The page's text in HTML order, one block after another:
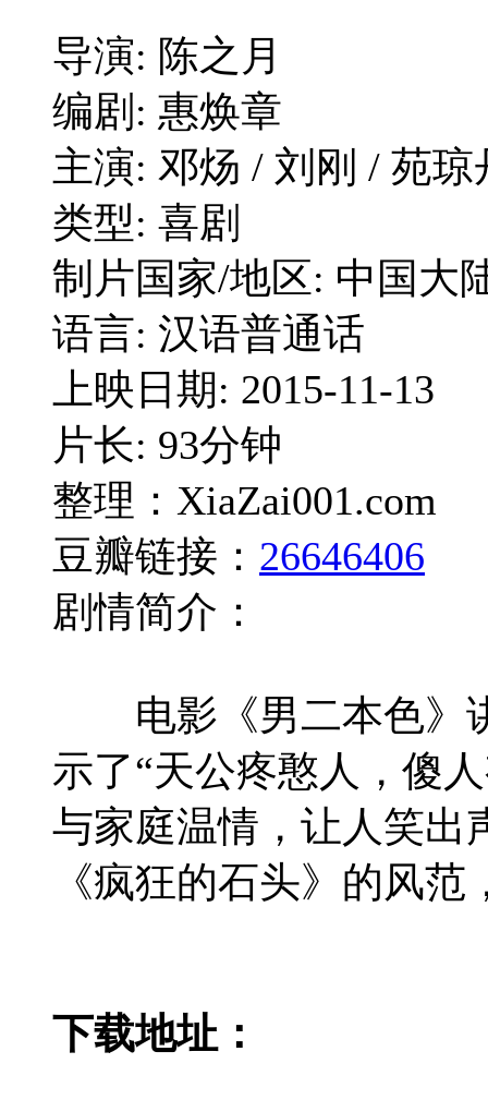
导演: 陈之月
编剧: 惠焕章
主演: 邓炀 / 刘刚 / 苑
类型: 喜剧
制片国家/地区: 中国大
语言: 汉语普通话
上映日期: 2015-11-13
片长: 93分钟
整理：XiaZai001.com
豆瓣链接： 26646406
剧情简介：
电影《男二本色》讲
示了“天公疼憨人，傻
与家庭温情，让人笑出
《疯狂的石头》的风
下载地址：